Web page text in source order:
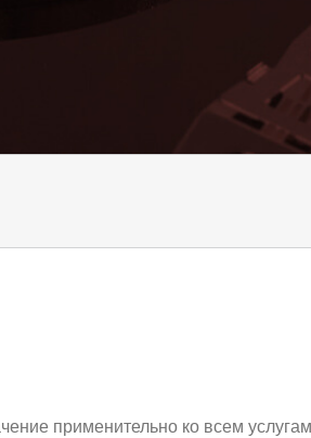
применительно ко всем